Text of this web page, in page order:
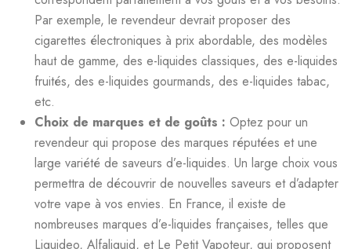
Par exemple, le revendeur devrait proposer des
cigarettes électroniques à prix abordable, des modèles
haut de gamme, des e-liquides classiques, des e-liquides
fruités, des e-liquides gourmands, des e-liquides tabac,
etc.
Choix de marques et de goûts : Optez pour un
revendeur qui propose des marques réputées et une
large variété de saveurs d’e-liquides. Un large choix vous
permettra de découvrir de nouvelles saveurs et d’adapter
votre vape à vos envies. En France, il existe de
nombreuses marques d’e-liquides françaises, telles que
Liquideo, Alfaliquid, et Le Petit Vapoteur, qui proposent